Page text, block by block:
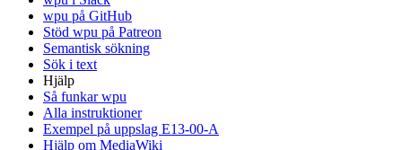
wpu på GitHub
Stöd wpu på Patreon
Semantisk sökning
Sök i text
Hjälp
Så funkar wpu
Alla instruktioner
Exempel på uppslag E13-00-A
Hjälp om MediaWiki